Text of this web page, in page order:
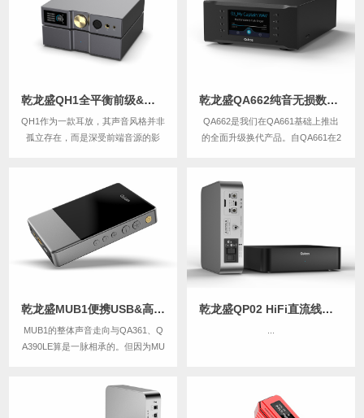
中低频表现——落地感明确，结像富
有韧性（这是...
乾龙盛QH1全平衡前级&可移动台式耳机放大器
QH1作为一款耳放，其声音风格并非
孤立存在，而是深受前端音源的影
密度。得益于其低噪音、宽频响和高
瞬态响应，QH1能够呈现出鲜活而自
乾龙盛QA662纯音无损数字转盘&流媒体网络播放器
QA662是我们在QA661基础上推出
的全面升级换代产品。自QA661在2
票王。在这漫长的研发岁月中，我们
不断挑战声音上限，逐步打造出今天
我们为之自豪的音质表现。QA...
乾龙盛MUB1便携USB&高清蓝牙HiFi解码器耳放
MUB1的整体声音走向与QA361、Q
A390LE算是一脉相承的。但因为MU
到更重要的位置。整体声音温润、细
腻、安定、耐听，有着不错的声音密
乾龙盛QP02 HiFi直流线性电源处理器